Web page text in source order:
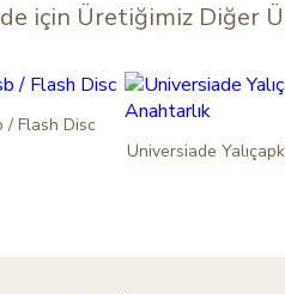
için Üretiğimiz Diğer
/ Flash Disc
Universiade